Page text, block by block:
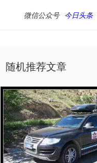
微信公众号 今日头条
随机推荐文章